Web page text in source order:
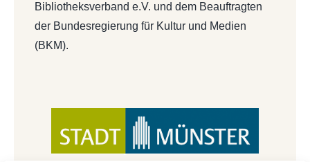
Bibliotheksverband e.V. und dem Beauftragten
der Bundesregierung für Kultur und Medien
(BKM).